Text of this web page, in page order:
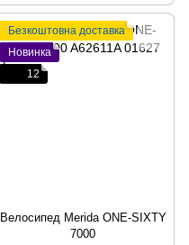
Безкоштовна доставка
Новинка
12
Велосипед Merida ONE-SIXTY
7000